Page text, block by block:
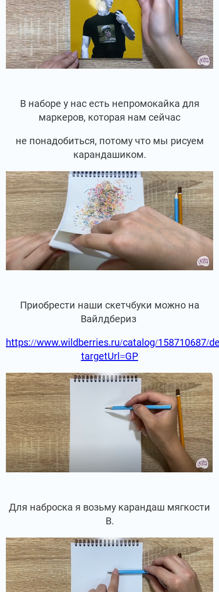
В наборе у нас есть непромокайка для
маркеров, которая нам сейчас
не понадобиться, потому что мы рисуем
карандашиком.
Приобрести наши скетчбуки можно на
Вайлдбериз
https://www.wildberries.ru/catalog/158710687/
targetUrl=GP
Для наброска я возьму карандаш мягкости
В.